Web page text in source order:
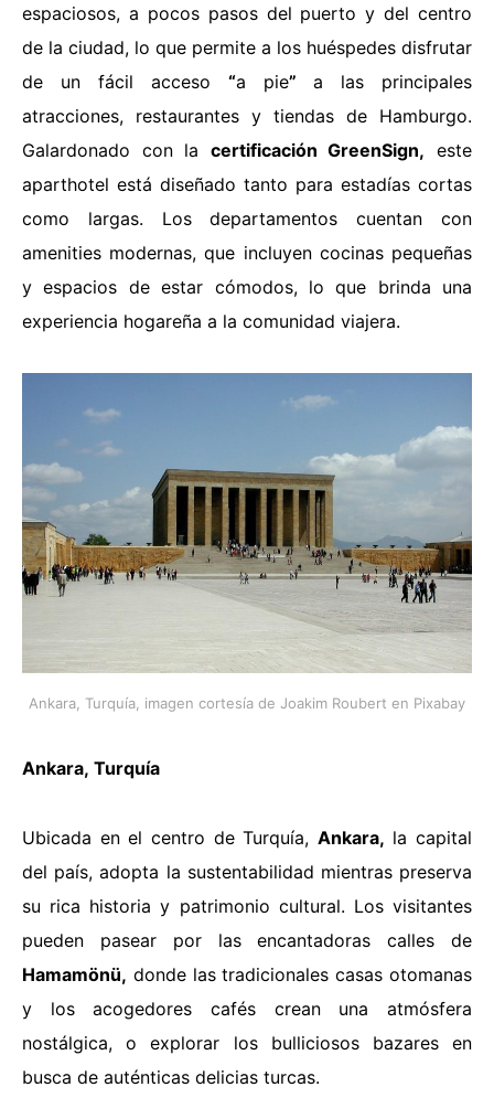
espaciosos, a pocos pasos del puerto y del centro
de la ciudad, lo que permite a los huéspedes disfrutar
de un fácil acceso “a pie” a las principales
atracciones, restaurantes y tiendas de Hamburgo.
Galardonado con la certificación GreenSign, este
aparthotel está diseñado tanto para estadías cortas
como largas. Los departamentos cuentan con
amenities modernas, que incluyen cocinas pequeñas
y espacios de estar cómodos, lo que brinda una
experiencia hogareña a la comunidad viajera.
Ankara, Turquía, imagen cortesía de Joakim Roubert en Pixabay
Ankara, Turquía
Ubicada en el centro de Turquía, Ankara, la capital
del país, adopta la sustentabilidad mientras preserva
su rica historia y patrimonio cultural. Los visitantes
pueden pasear por las encantadoras calles de
Hamamönü, donde las tradicionales casas otomanas
y los acogedores cafés crean una atmósfera
nostálgica, o explorar los bulliciosos bazares en
busca de auténticas delicias turcas.